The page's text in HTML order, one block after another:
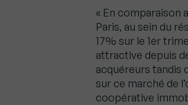
« En comparaison
Paris, au sein du
17% sur le 1er
attractive depuis
acquéreurs tandis
sur ce marché de
coopérative